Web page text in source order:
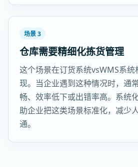
场景 3
仓库需要精细化拣货管理
这个场景在订货系统vsWMS系统
现。当企业遇到这种情况时，通
畅、效率低下或出错率高。系统
助企业把这类场景标准化，减少
通。